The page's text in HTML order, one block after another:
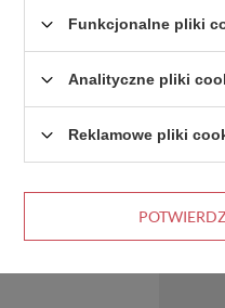
Funkcjonalne pliki
Analityczne pliki
Reklamowe pliki